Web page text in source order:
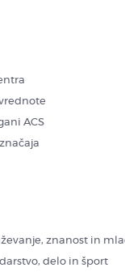
ACS
znanost in
delo in šport